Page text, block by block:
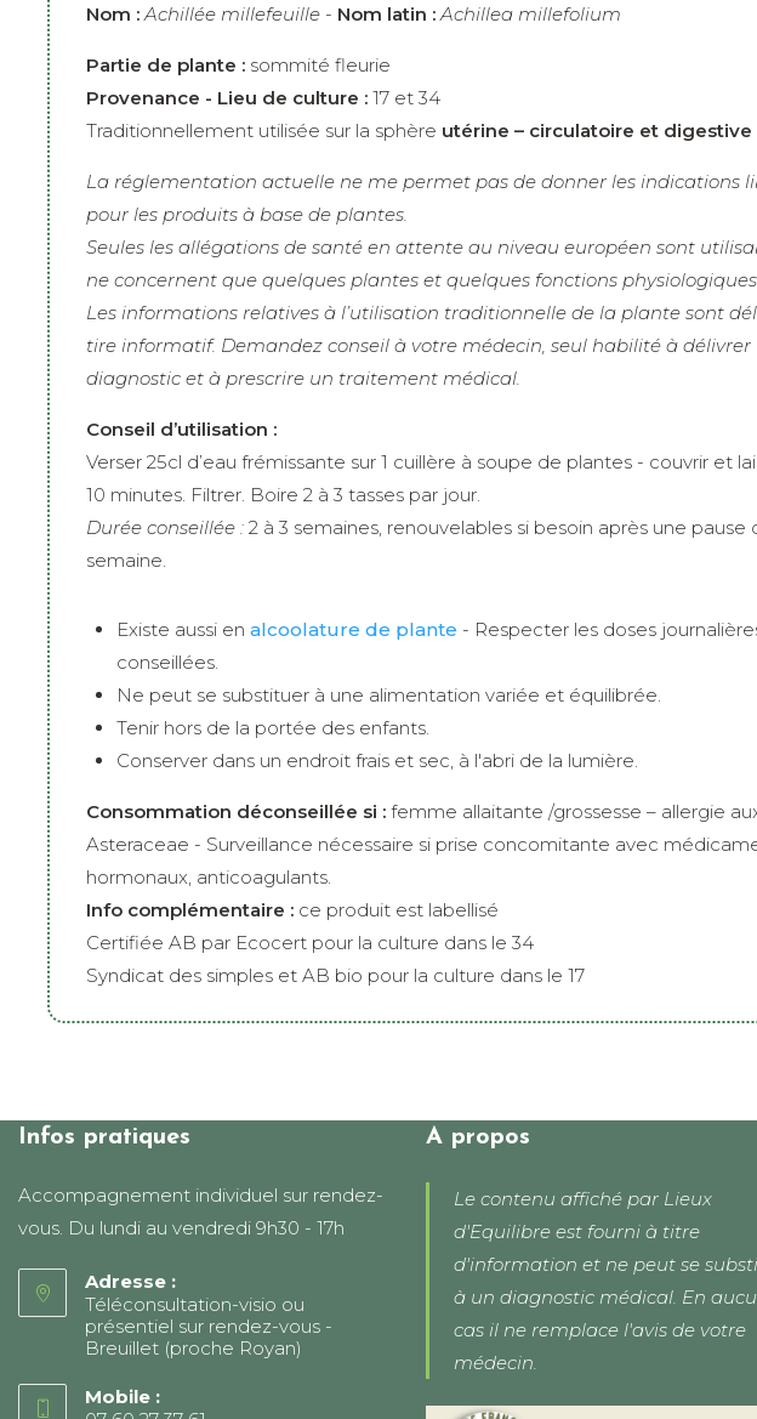
Nom : Achillée millefeuille - Nom latin :Achillea millefolium
Partie de plante :sommité fleurie
Provenance - Lieu de culture :17 et 34
Traditionnellement utilisée sur la sphère utérine – circulatoire et digestive
La réglementation actuelle ne me permet pas de donner les indications
pour les produits à base de plantes.
Seules les allégations de santé en attente au niveau européen sont
ne concernent que quelques plantes et quelques fonctions physiologiques.
Les informations relatives à l’utilisation traditionnelle de la plante sont
tire informatif. Demandez conseil à votre médecin, seul habilité à délivrer
diagnostic et à prescrire un traitement médical.
Conseil d’utilisation :
Verser 25cl d’eau frémissante sur 1 cuillère à soupe de plantes - couvrir et
10 minutes. Filtrer. Boire 2 à 3 tasses par jour.
Durée conseillée :2 à 3 semaines, renouvelables si besoin après une pause
semaine.
Existe aussi en alcoolature de plante - Respecter les doses
conseillées.
Ne peut se substituer à une alimentation variée et équilibrée.
Tenir hors de la portée des enfants.
Conserver dans un endroit frais et sec, à l'abri de la lumière.
Consommation déconseillée si :femme allaitante /grossesse – allergie
Asteraceae - Surveillance nécessaire si prise concomitante avec
hormonaux, anticoagulants.
Info complémentaire :ce produit est labellisé
Certifiée AB par Ecocert pour la culture dans le 34
Syndicat des simples et AB bio pour la culture dans le 17
Infos pratiques
Accompagnement individuel sur rendez-
vous. Du lundi au vendredi 9h30 - 17h
Adresse :
Téléconsultation-visio ou
présentiel sur rendez-vous -
Breuillet (proche Royan)
Mobile :
A propos
Le contenu affiché par Lieux
d'Equilibre est fourni à titre
d'information et ne peut se
à un diagnostic médical. En
cas il ne remplace l'avis de votre
médecin.